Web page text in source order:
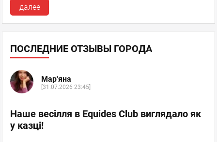
далее
ПОСЛЕДНИЕ ОТЗЫВЫ ГОРОДА
Мар'яна
[31.07.2026 23:45]
Наше весілля в Equides Club виглядало як
у казці!